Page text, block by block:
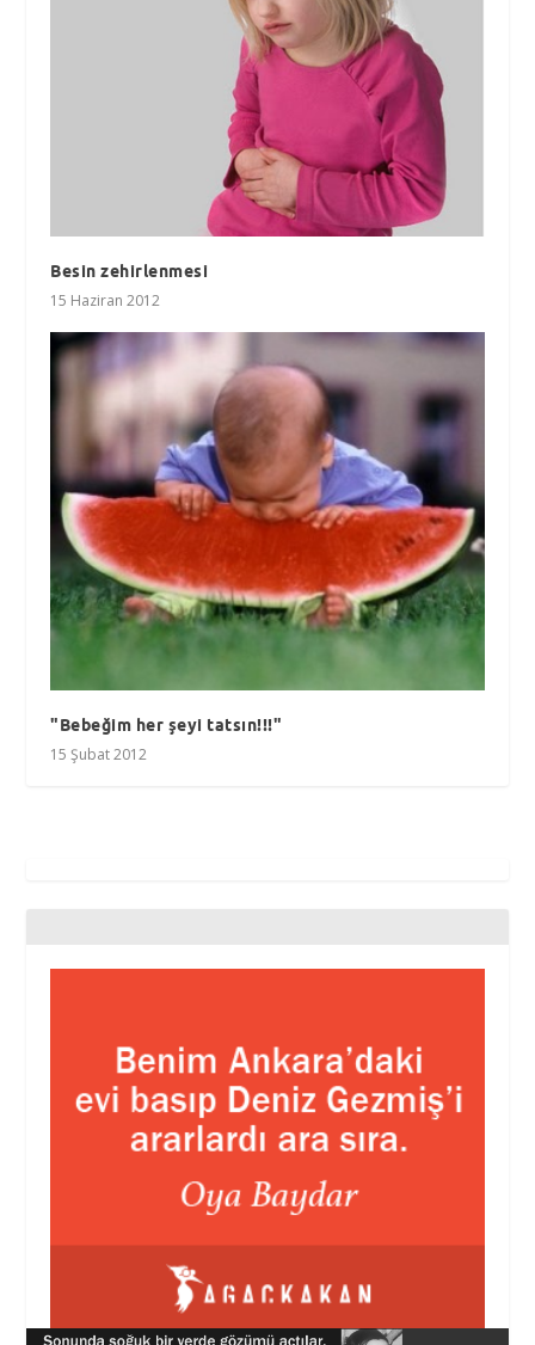
Besin zehirlenmesi
15 Haziran 2012
"Bebeğim her şeyi tatsın!!!"
15 Şubat 2012